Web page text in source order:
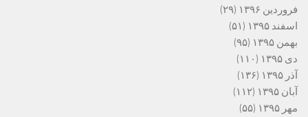
فروردین ۱۳۹۶
(۲۹)
اسفند ۱۳۹۵
(۵۱)
بهمن ۱۳۹۵
(۹۵)
دی ۱۳۹۵
(۱۱۰)
آذر ۱۳۹۵
(۱۳۶)
آبان ۱۳۹۵
(۱۱۲)
مهر ۱۳۹۵
(۵۵)